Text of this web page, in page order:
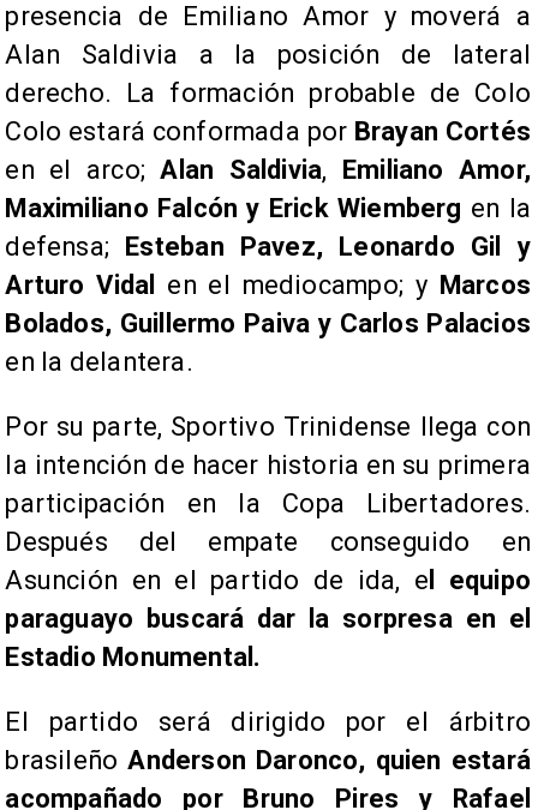
presencia de Emiliano Amor y moverá a
Alan Saldivia a la posición de lateral
derecho. La formación probable de Colo
Colo estará conformada por Brayan Cortés
en el arco; Alan Saldivia, Emiliano Amor,
Maximiliano Falcón y Erick Wiemberg en la
defensa; Esteban Pavez, Leonardo Gil y
Arturo Vidal
en el mediocampo; y Marcos
Bolados, Guillermo Paiva y Carlos Palacios
en la delantera.
Por su parte, Sportivo Trinidense llega con
la intención de hacer historia en su primera
participación en la Copa Libertadores.
Después del empate conseguido en
Asunción en el partido de ida, e l equipo
paraguayo buscará dar la sorpresa en el
Estadio Monumental.
El partido será dirigido por el árbitro
brasileñoAnderson Daronco, quien estará
acompañado por Bruno Pires y Rafael